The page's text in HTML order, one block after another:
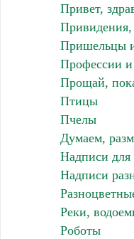
Привет,
Привидения,
Пришельцы
Профессии и
Прощай,
Птицы
Пчелы
Думаем,
Надписи
Надписи
Реки,
Роботы